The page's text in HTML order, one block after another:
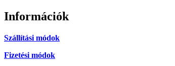
Információk
Szállítási módok
Fizetési módok